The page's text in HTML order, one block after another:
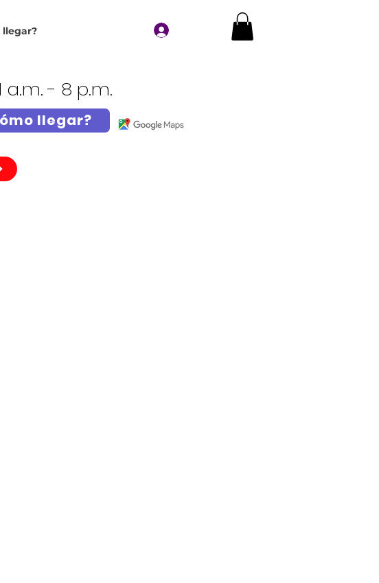
llegar? Iniciar sesión
a.m. - 8 p.m.
llegar?